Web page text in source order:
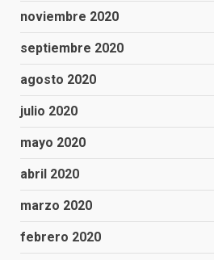
noviembre 2020
septiembre 2020
agosto 2020
julio 2020
mayo 2020
abril 2020
marzo 2020
febrero 2020